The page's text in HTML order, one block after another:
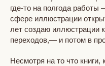
где-то на полгода работы
сфере иллюстрации
лет создаю иллюстрации
переходов,— и потом в
Несмотря на то что